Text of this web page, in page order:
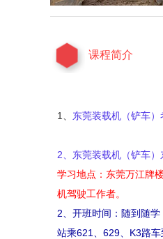
课程简介
1、 东莞装载机（铲车）
2、 东莞装载机（铲车）
学习地点：东莞万江牌
机驾驶工作者。
2、开班时间：随到随学
站乘621、629、K3路